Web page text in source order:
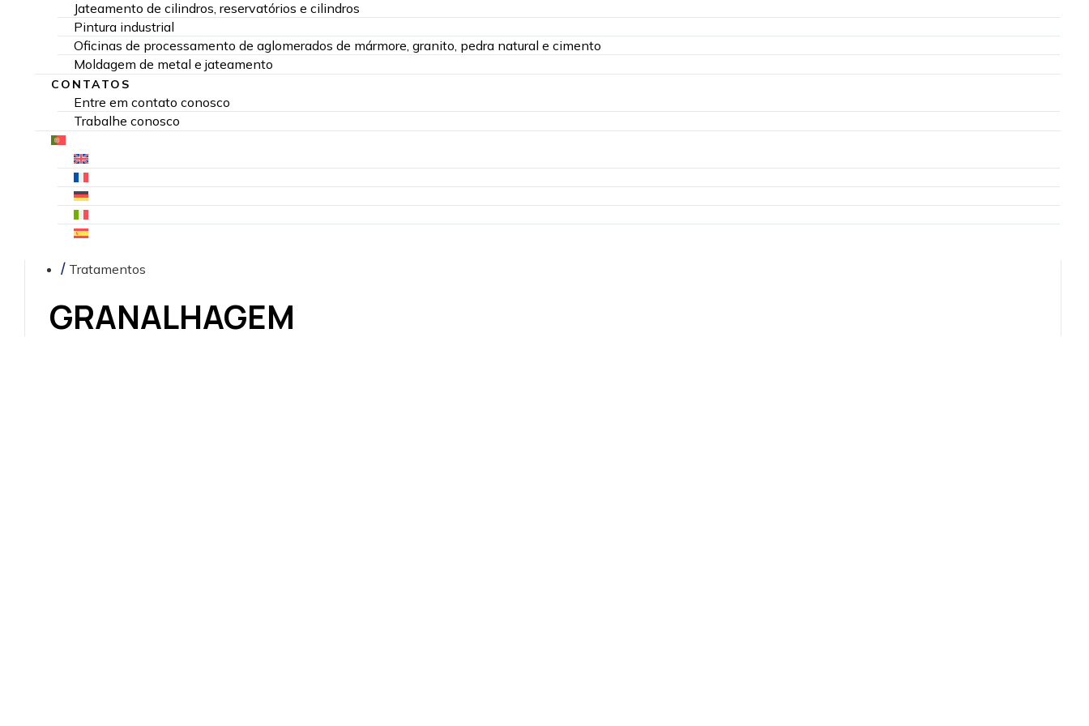
Jateamento de cilindros, reservatórios e cilindros
Pintura industrial
Oficinas de processamento de aglomerados de mármore, granito, pedra natural e cimento
Moldagem de metal e jateamento
CONTATOS
Entre em contato conosco
Trabalhe conosco
Tratamentos
GRANALHAGEM